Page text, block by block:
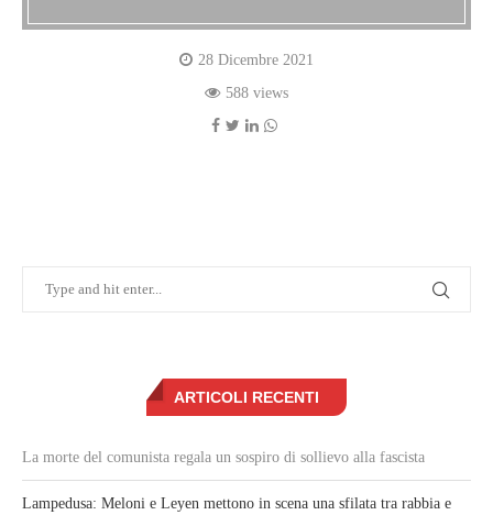
28 Dicembre 2021
588 views
ARTICOLI RECENTI
La morte del comunista regala un sospiro di sollievo alla fascista
Lampedusa: Meloni e Leyen mettono in scena una sfilata tra rabbia e